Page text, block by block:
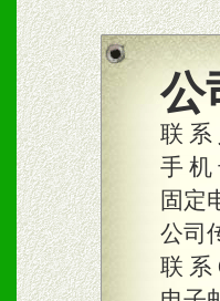
商利润。
2、区域
合作关系
三、物料
1、免费
公
联 系
手 机
固定
公司
联 系